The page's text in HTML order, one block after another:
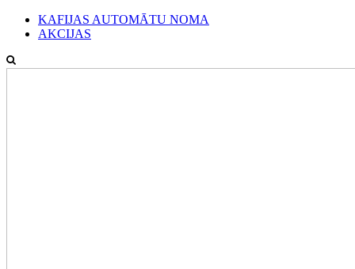
KAFIJAS AUTOMĀTU NOMA
AKCIJAS